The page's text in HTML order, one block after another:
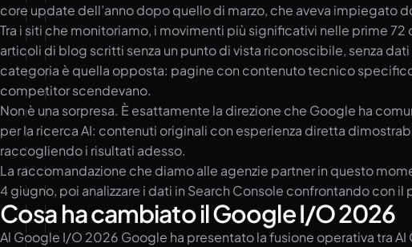
core update dell’anno dopo quello di marzo, che aveva impiegato
Tra i siti che monitoriamo, i movimenti più significativi nelle prime
articoli di blog scritti senza un punto di vista riconoscibile, senza
categoria è quella opposta: pagine con contenuto tecnico
competitor scendevano.
Non è una sorpresa. È esattamente la direzione che Google ha
per la ricerca AI: contenuti originali con esperienza diretta
raccogliendo i risultati adesso.
La raccomandazione che diamo alle agenzie partner in questo
4 giugno, poi analizzare i dati in Search Console confrontando con
Cosa ha cambiato il Google I/O 2026
Al Google I/O 2026 Google ha presentato la fusione operativa tra